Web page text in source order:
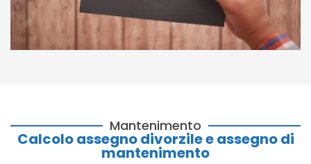
Mantenimento
Calcolo assegno divorzile e assegno di
mantenimento